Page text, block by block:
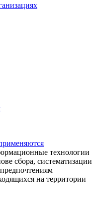
технологии
сбора, систематизации
на территории